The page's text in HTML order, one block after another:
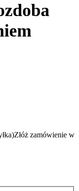
Złóż zamówienie w